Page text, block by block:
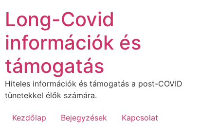
tartalomhoz
Long-Covid
információk és
támogatás
Hiteles információk és támogatás a post-COVID
tünetekkel élők számára.
Kezdőlap Bejegyzések Kapcsolat